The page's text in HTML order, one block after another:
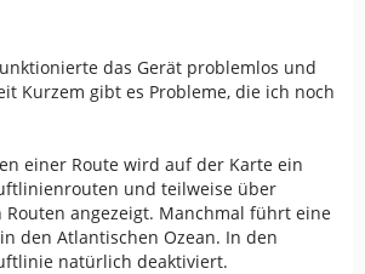
das Gerät problemlos und
Kurzem gibt es Probleme, die ich noch
einer Route wird auf der Karte ein
und teilweise über
angezeigt. Manchmal führt eine
den Atlantischen Ozean. In den
natürlich deaktiviert.